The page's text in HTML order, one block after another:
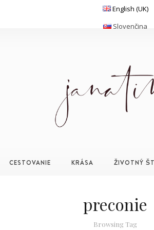
English (UK)
Slovenčina
CESTOVANIE KRÁSA ŽIVOTNÝ
preconie
Browsing Tag